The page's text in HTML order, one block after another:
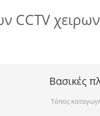
Βασικές
Τόπος